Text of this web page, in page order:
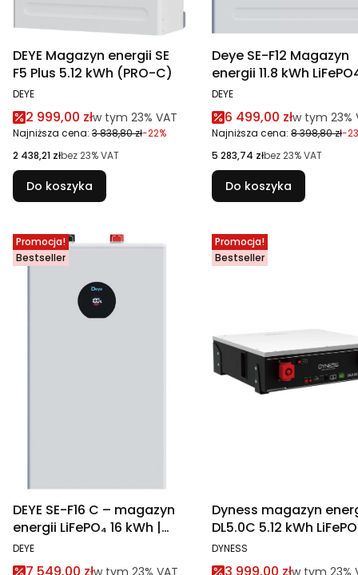
DEYE Magazyn energii SE
F5 Plus 5.12 kWh (PRO-C)
PRODUCENT
DEYE
Cena promocyjna brutto
2 999,00 złw tym %s VAT
w tym 23% VAT
Najniższa cena: 3 838,80 zł-22%
Cena netto
2 438,21 złbez 23% VAT
Do koszyka
Deye SE-F12 Magazyn
energii 11.8 kWh
PRODUCENT
DEYE
Cena promocyjna
6 499,00 złw tym %s
w tym 23%
Najniższa cena: 8 398,80 zł-
Cena netto
5 283,74 złbez 23% VAT
Do koszyka
Promocja!
Bestseller
DEYE SE-F16 C – magazyn
energii LiFePO₄ 16 kWh |
ESS Low Voltage 51,2 V
PRODUCENT
DEYE
Cena promocyjna brutto
w tym %s VAT
w tym 23% VAT
Promocja!
Bestseller
Dyness magazyn
DL5.0C 5.12 kWh
48V
PRODUCENT
DYNESS
Cena promocyjna
w tym %s
w tym 23%